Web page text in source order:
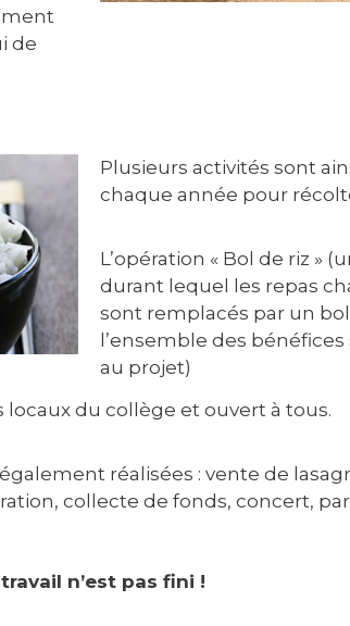
de
Plusieurs activités sont
chaque année pour
L’opération « Bol de riz »
durant lequel les repas
sont remplacés par un
l’ensemble des bénéfices
au projet)
locaux du collège et ouvert à tous.
réalisées : vente de
collecte de fonds, concert,
n’est pas fini !